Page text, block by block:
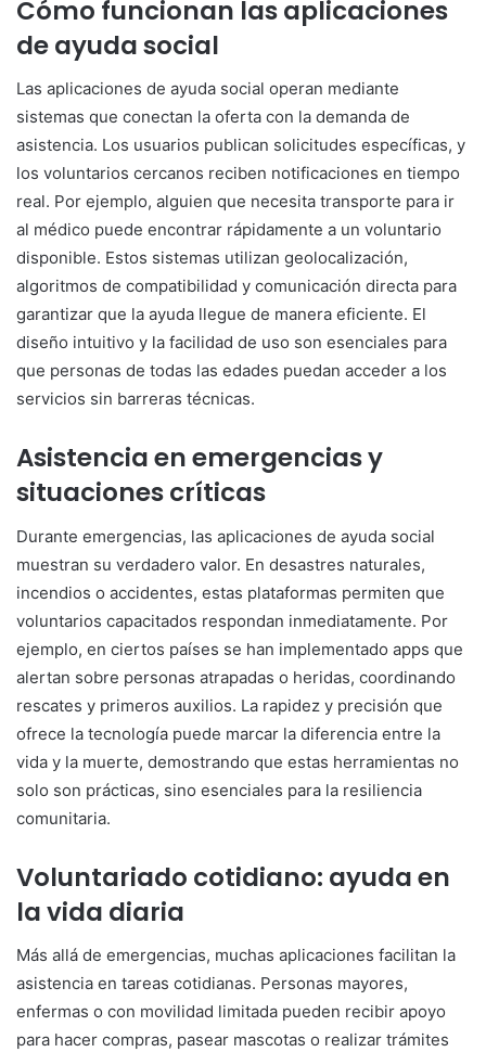
Cómo funcionan las aplicaciones
de ayuda social
Las aplicaciones de ayuda social operan mediante
sistemas que conectan la oferta con la demanda de
asistencia. Los usuarios publican solicitudes específicas, y
los voluntarios cercanos reciben notificaciones en tiempo
real. Por ejemplo, alguien que necesita transporte para ir
al médico puede encontrar rápidamente a un voluntario
disponible. Estos sistemas utilizan geolocalización,
algoritmos de compatibilidad y comunicación directa para
garantizar que la ayuda llegue de manera eficiente. El
diseño intuitivo y la facilidad de uso son esenciales para
que personas de todas las edades puedan acceder a los
servicios sin barreras técnicas.
Asistencia en emergencias y
situaciones críticas
Durante emergencias, las aplicaciones de ayuda social
muestran su verdadero valor. En desastres naturales,
incendios o accidentes, estas plataformas permiten que
voluntarios capacitados respondan inmediatamente. Por
ejemplo, en ciertos países se han implementado apps que
alertan sobre personas atrapadas o heridas, coordinando
rescates y primeros auxilios. La rapidez y precisión que
ofrece la tecnología puede marcar la diferencia entre la
vida y la muerte, demostrando que estas herramientas no
solo son prácticas, sino esenciales para la resiliencia
comunitaria.
Voluntariado cotidiano: ayuda en
la vida diaria
Más allá de emergencias, muchas aplicaciones facilitan la
asistencia en tareas cotidianas. Personas mayores,
enfermas o con movilidad limitada pueden recibir apoyo
para hacer compras, pasear mascotas o realizar trámites